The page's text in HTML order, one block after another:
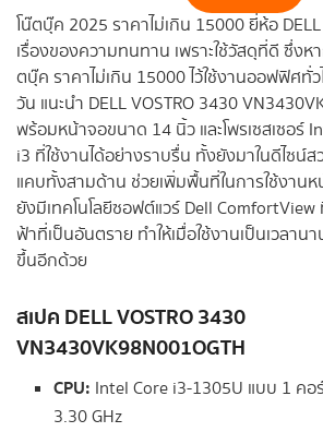
โน๊ตบุ๊ค 2025 ราคาไม่เกิน 15000 ยี่ห้อ
เรื่องของความทนทาน เพราะใช้วัสดุที่ดี ซึ่งห
ตบุ๊ค ราคาไม่เกิน 15000 ไว้ใช้งานออฟฟิศทั่ว
วัน แนะนำ DELL VOSTRO 3430
พร้อมหน้าจอขนาด 14 นิ้ว และโพรเซสเซอร์
i3 ที่ใช้งานได้อย่างราบรื่น ทั้งยังมาในดีไซน์
แคบทั้งสามด้าน ช่วยเพิ่มพื้นที่ในการใช้งา
ยังมีเทคโนโลยีซอฟต์แวร์ Dell
ฟ้าที่เป็นอันตราย ทำให้เมื่อใช้งานเป็นเวลา
ขึ้นอีกด้วย
สเปค DELL VOSTRO 3430
VN3430VK98N001OGTH
CPU: Intel Core i3-1305U แบบ 1 คอ
3.30 GHz